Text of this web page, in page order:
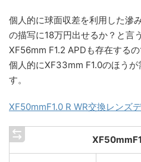
個人的に球面収差を利用した滲
の描写に18万円出せるか？と言
XF56mm F1.2 APDも存在する
個人的にXF33mm F1.0のほうが
す。
XF50mmF1.0 R WR交換レンズ